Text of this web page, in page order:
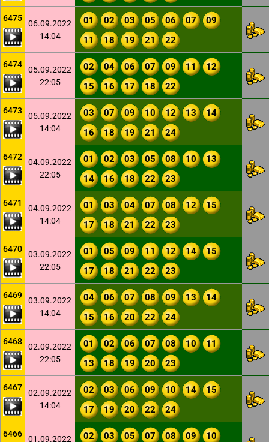
6475
06.09.2022
14:04
01 02 03 05 06 07
09
11
18 19 21 22
6474
05.09.2022
22:05
02 04 06 07 09 11
12
15
16 17 18 22
6473
05.09.2022
14:04
03 07 09 10 12 13
14
16
18 19 21 24
6472
04.09.2022
22:05
01 02 03 05 08 10
13
14
16 18 22 23
6471
04.09.2022
14:04
01 03 04 07 08 12
15
17
18 21 22 23
6470
03.09.2022
22:05
01 05 09 11 12 14
15
17
18 21 22 23
6469
03.09.2022
14:04
04 06 07 08 09 13
14
15
16 20 22 24
6468
02.09.2022
22:05
01 02 06 07 08 10
11
13
18 19 20 23
6467
02.09.2022
14:04
02 03 06 09 10 14
15
17
19 20 22 24
6466
01.09.2022
02 03 05 07 08 09
10